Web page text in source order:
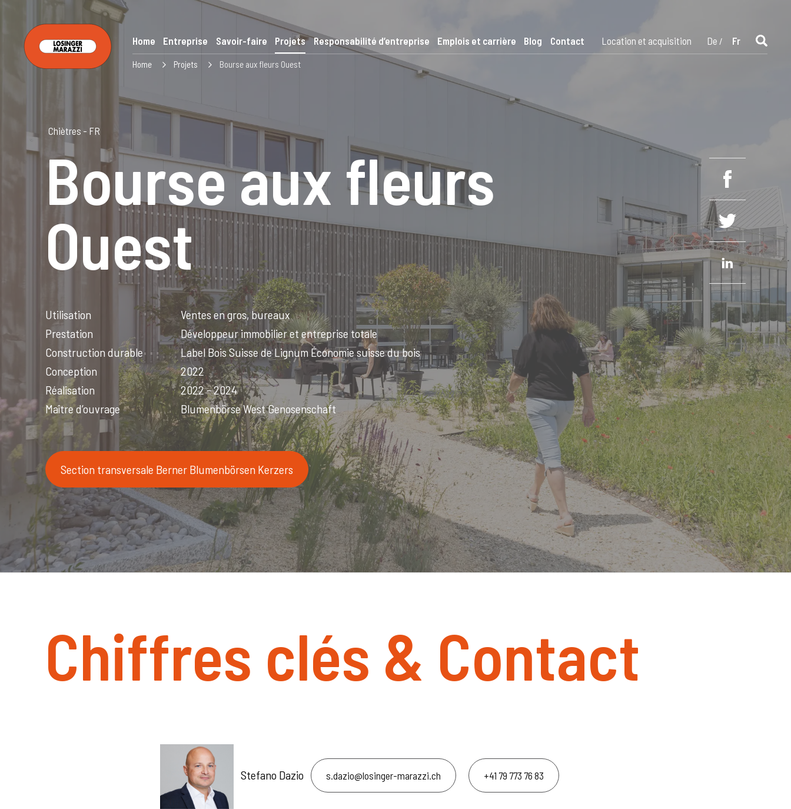
Home Entreprise Savoir-faire Projets Responsabilité d’entreprise Emplois et carrière Blog Contact Location et acquisition De Fr
Home Projets Bourse aux fleurs Ouest
Chiètres - FR
Bourse aux fleurs
Ouest
Utilisation
Ventes en gros, bureaux
Prestation
Développeur immobilier et entreprise totale
Construction durable
Label Bois Suisse de Lignum Économie suisse du bois
Conception
2022
Réalisation
2022 - 2024
Maître d’ouvrage
Blumenbörse West Genosenschaft
Section transversale Berner Blumenbörsen Kerzers
Chiffres clés & Contact
Stefano Dazio s.dazio@losinger-marazzi.ch +41 79 773 76 83